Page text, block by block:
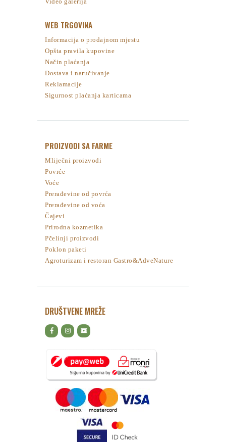
WEB TRGOVINA
Informacija o prodajnom mjestu
Opšta pravila kupovine
Način plaćanja
Dostava i naručivanje
Reklamacije
Sigurnost plaćanja karticama
PROIZVODI SA FARME
Mliječni proizvodi
Povrće
Voće
Prerađevine od povrća
Prerađevine od voća
Čajevi
Prirodna kozmetika
Pčelinji proizvodi
Poklon paketi
Agroturizam i restoran Gastro&AdveNature
DRUŠTVENE MREŽE